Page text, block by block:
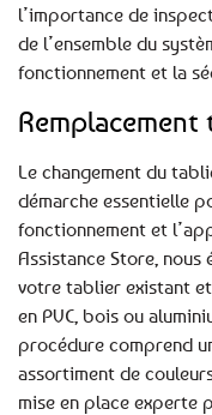
l’importance de
de l’ensemble du
fonctionnement et la
Le changement du
démarche essentielle
fonctionnement et
Assistance Store, nous
votre tablier existant
en PVC, bois ou
procédure comprend
assortiment de
mise en place experte